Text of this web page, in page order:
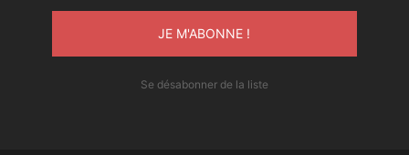
Se désabonner de la liste